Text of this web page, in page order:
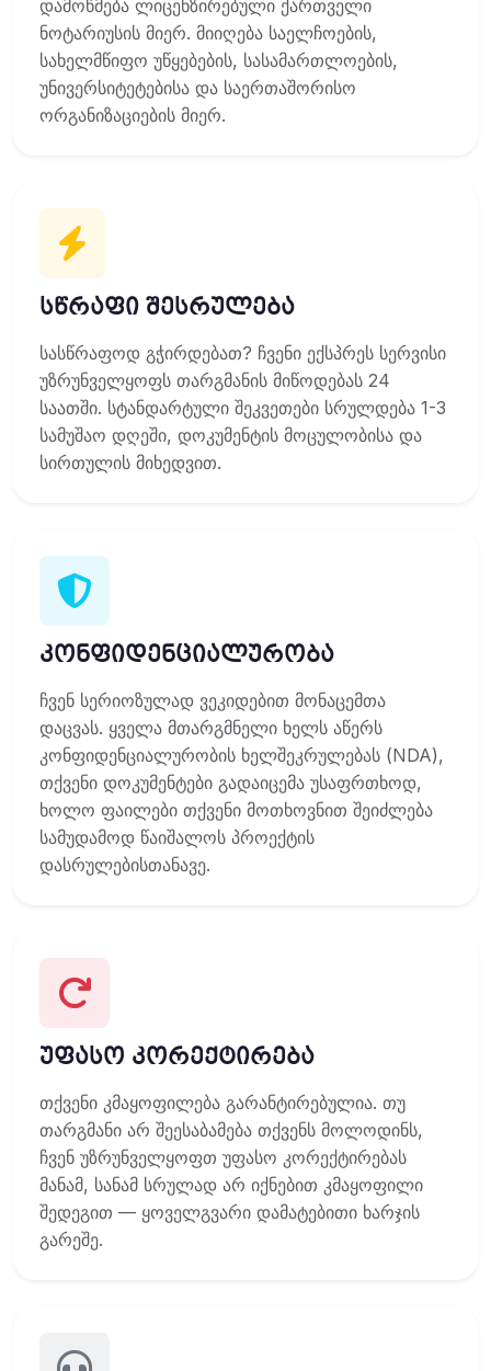
დამოწმება ლიცენზირებული ქართველი
ნოტარიუსის მიერ. მიიღება საელჩოების,
სახელმწიფო უწყებების, სასამართლოების,
უნივერსიტეტებისა და საერთაშორისო
ორგანიზაციების მიერ.
სწრაფი შესრულება
სასწრაფოდ გჭირდებათ? ჩვენი ექსპრეს სერვისი
უზრუნველყოფს თარგმანის მიწოდებას 24
საათში. სტანდარტული შეკვეთები სრულდება 1-3
სამუშაო დღეში, დოკუმენტის მოცულობისა და
სირთულის მიხედვით.
კონფიდენციალურობა
ჩვენ სერიოზულად ვეკიდებით მონაცემთა
დაცვას. ყველა მთარგმნელი ხელს აწერს
კონფიდენციალურობის ხელშეკრულებას (NDA),
თქვენი დოკუმენტები გადაიცემა უსაფრთხოდ,
ხოლო ფაილები თქვენი მოთხოვნით შეიძლება
სამუდამოდ წაიშალოს პროექტის
დასრულებისთანავე.
უფასო კორექტირება
თქვენი კმაყოფილება გარანტირებულია. თუ
თარგმანი არ შეესაბამება თქვენს მოლოდინს,
ჩვენ უზრუნველყოფთ უფასო კორექტირებას
მანამ, სანამ სრულად არ იქნებით კმაყოფილი
შედეგით — ყოველგვარი დამატებითი ხარჯის
გარეშე.